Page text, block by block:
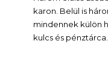
karon. Belül is
mindennek külön
kulcs és pénztárca.